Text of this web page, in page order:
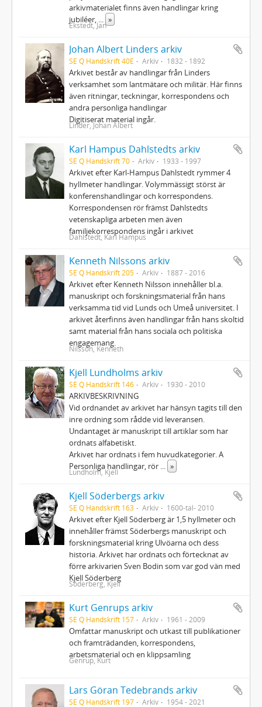
arkivmaterialet finns även handlingar kring
jubiléer,
»
Ekstedt, Jan
Johan Albert Linders arkiv
SE Q Handskrift 40E Arkiv 1832 - 1892
Arkivet består av handlingar från Linders
verksamhet som lantmätare och militär. Här finns
även ritningar, teckningar, korrespondens och
andra personliga handlingar
Digitiserat material ingår.
Linder, Johan Albert
Karl Hampus Dahlstedts arkiv
SE Q Handskrift 70 Arkiv 1933 - 1997
Arkivet efter Karl-Hampus Dahlstedt rymmer 4
hyllmeter handlingar. Volymmässigt störst är
konferenshandlingar och korrespondens.
Korrespondensen rör främst Dahlstedts
vetenskapliga arbeten men även
familjekorrespondens ingår i arkivet
Dahlstedt, Karl Hampus
Kenneth Nilssons arkiv
SE Q Handskrift 205 Arkiv 1887 - 2016
Arkivet efter Kenneth Nilsson innehåller bl.a.
manuskript och forskningsmaterial från hans
verksamma tid vid Lunds och Umeå universitet. I
arkivet återfinns även handlingar från hans skoltid
samt material från hans sociala och politiska
engagemang.
Nilsson, Kenneth
Kjell Lundholms arkiv
SE Q Handskrift 146 Arkiv 1930 - 2010
ARKIVBESKRIVNING
Vid ordnandet av arkivet har hänsyn tagits till den
inre ordning som rådde vid leveransen.
Undantaget är manuskript till artiklar som har
ordnats alfabetiskt.
Arkivet har ordnats i fem huvudkategorier. A
Personliga handlingar, rör
»
Lundholm, Kjell
Kjell Söderbergs arkiv
SE Q Handskrift 163 Arkiv 1600-tal- 2010
Arkivet efter Kjell Söderberg är 1,5 hyllmeter och
innehåller främst Söderbergs manuskript och
forskningsmaterial kring Ulvöarna och dess
historia. Arkivet har ordnats och förtecknat av
förre arkivarien Sven Bodin som var god vän med
Kjell Söderberg
Söderberg, Kjell
Kurt Genrups arkiv
SE Q Handskrift 157 Arkiv 1961 - 2009
Omfattar manuskript och utkast till publikationer
och framträdanden, korrespondens,
arbetsmaterial och en klippsamling
Genrup, Kurt
Lars Göran Tedebrands arkiv
SE Q Handskrift 197 Arkiv 1954 - 2021